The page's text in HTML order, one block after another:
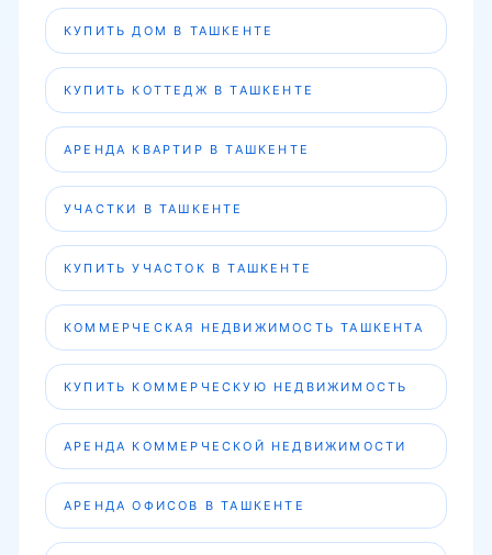
КУПИТЬ ДОМ В ТАШКЕНТЕ
КУПИТЬ КОТТЕДЖ В ТАШКЕНТЕ
АРЕНДА КВАРТИР В ТАШКЕНТЕ
УЧАСТКИ В ТАШКЕНТЕ
КУПИТЬ УЧАСТОК В ТАШКЕНТЕ
КОММЕРЧЕСКАЯ НЕДВИЖИМОСТЬ ТАШКЕНТА
КУПИТЬ КОММЕРЧЕСКУЮ НЕДВИЖИМОСТЬ
АРЕНДА КОММЕРЧЕСКОЙ НЕДВИЖИМОСТИ
АРЕНДА ОФИСОВ В ТАШКЕНТЕ